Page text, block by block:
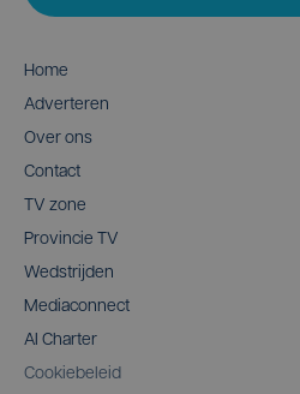
Home
Adverteren
Over ons
Contact
TV zone
Provincie TV
Wedstrijden
Mediaconnect
AI Charter
Cookiebeleid